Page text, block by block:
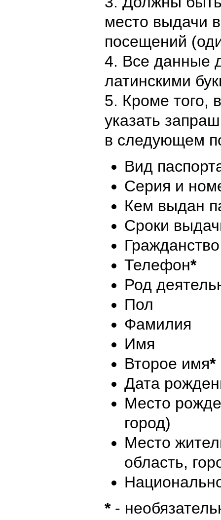
место выдачи
посещений
4. Все данные
латинскими
5. Кроме того,
указать
в следующем
Вид
Серия и
Кем выдан
Сроки
Гражданство
Телефон*
Род
Пол
Фамилия
Имя
Второе имя*
Дата
Место
город)
Место
область,
*-